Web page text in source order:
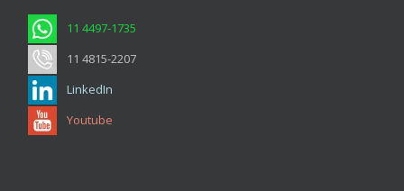
11 4497-1735
11 4815-2207
LinkedIn
Youtube